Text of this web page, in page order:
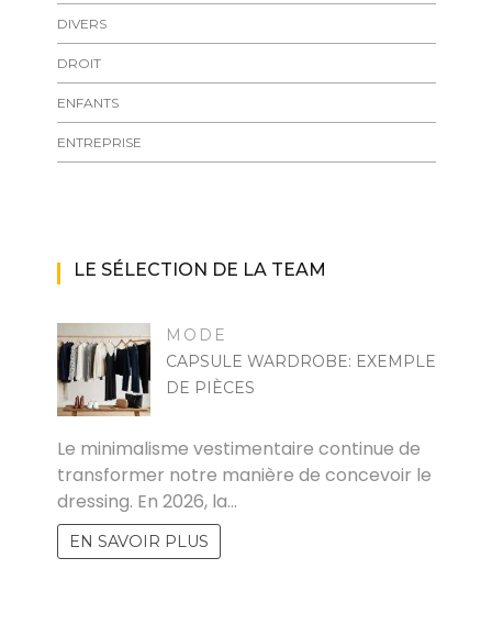
DIVERS
DROIT
ENFANTS
ENTREPRISE
LE SÉLECTION DE LA TEAM
MODE
CAPSULE WARDROBE: EXEMPLE
DE PIÈCES
Le minimalisme vestimentaire continue de
transformer notre manière de concevoir le
dressing. En 2026, la…
EN SAVOIR PLUS